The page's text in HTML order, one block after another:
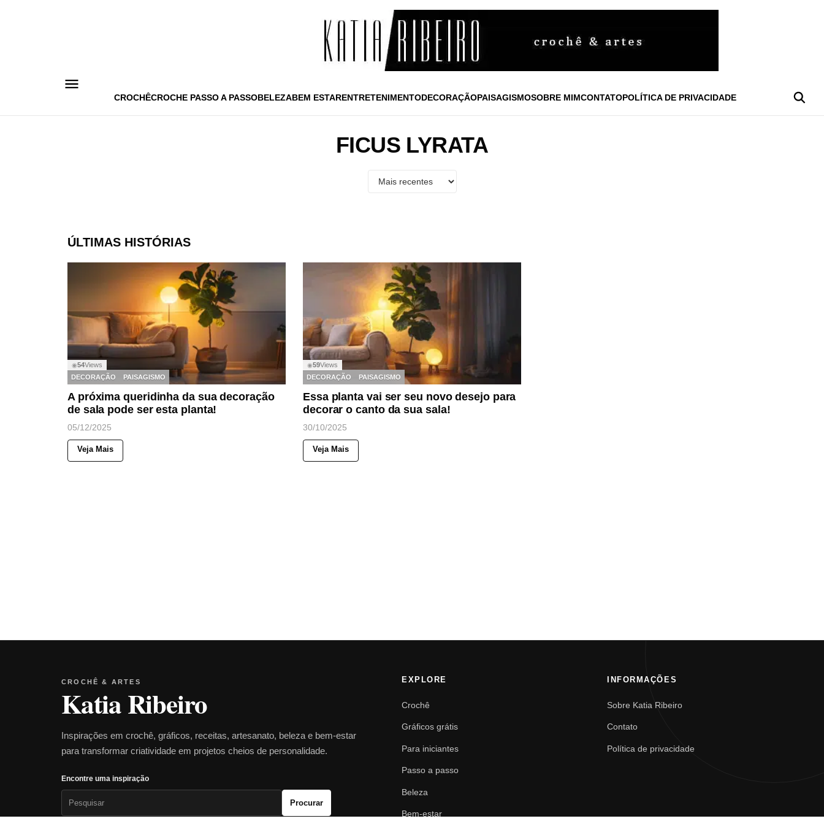
CROCHÊCROCHE PASSO A PASSOBELEZABEM ESTARENTRETENIMENTODECORAÇÃOPAISAGISMOSOBRE MIMCONTATOPOLÍTICA DE PRIVACIDADE
FICUS LYRATA
ÚLTIMAS HISTÓRIAS
◉54Views
DECORAÇÃO
PAISAGISMO
A próxima queridinha da sua decoração
de sala pode ser esta planta!
05/12/2025
Veja Mais
◉59Views
DECORAÇÃO
PAISAGISMO
Essa planta vai ser seu novo desejo para
decorar o canto da sua sala!
30/10/2025
Veja Mais
CROCHÊ & ARTES
Katia Ribeiro
Inspirações em crochê, gráficos, receitas, artesanato, beleza e bem-estar
para transformar criatividade em projetos cheios de personalidade.
Encontre uma inspiração
Procurar
EXPLORE
Crochê
Gráficos grátis
Para iniciantes
Passo a passo
Beleza
Bem-estar
INFORMAÇÕES
Sobre Katia Ribeiro
Contato
Política de privacidade